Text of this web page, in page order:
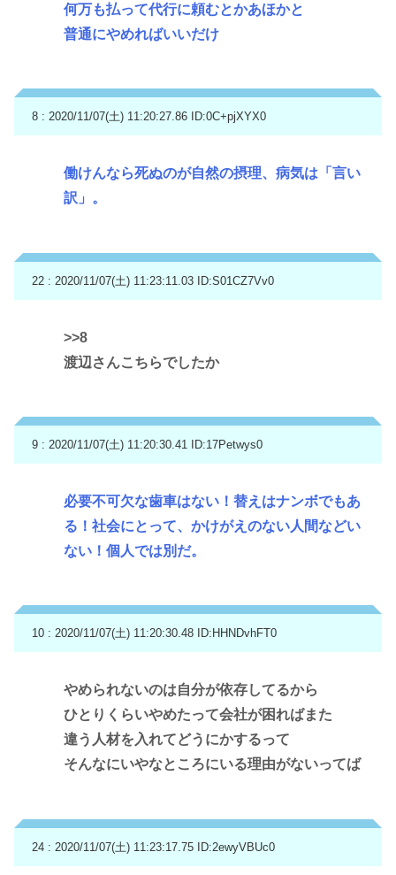
何万も払って代行に頼むとかあほかと
普通にやめればいいだけ
8 : 2020/11/07(土) 11:20:27.86 ID:0C+pjXYX0
働けんなら死ぬのが自然の摂理、病気は「言い
訳」。
22 : 2020/11/07(土) 11:23:11.03 ID:S01CZ7Vv0
>>8
渡辺さんこちらでしたか
9 : 2020/11/07(土) 11:20:30.41 ID:17Petwys0
必要不可欠な歯車はない！替えはナンボでもあ
る！社会にとって、かけがえのない人間などい
ない！個人では別だ。
10 : 2020/11/07(土) 11:20:30.48 ID:HHNDvhFT0
やめられないのは自分が依存してるから
ひとりくらいやめたって会社が困ればまた
違う人材を入れてどうにかするって
そんなにいやなところにいる理由がないってば
24 : 2020/11/07(土) 11:23:17.75 ID:2ewyVBUc0